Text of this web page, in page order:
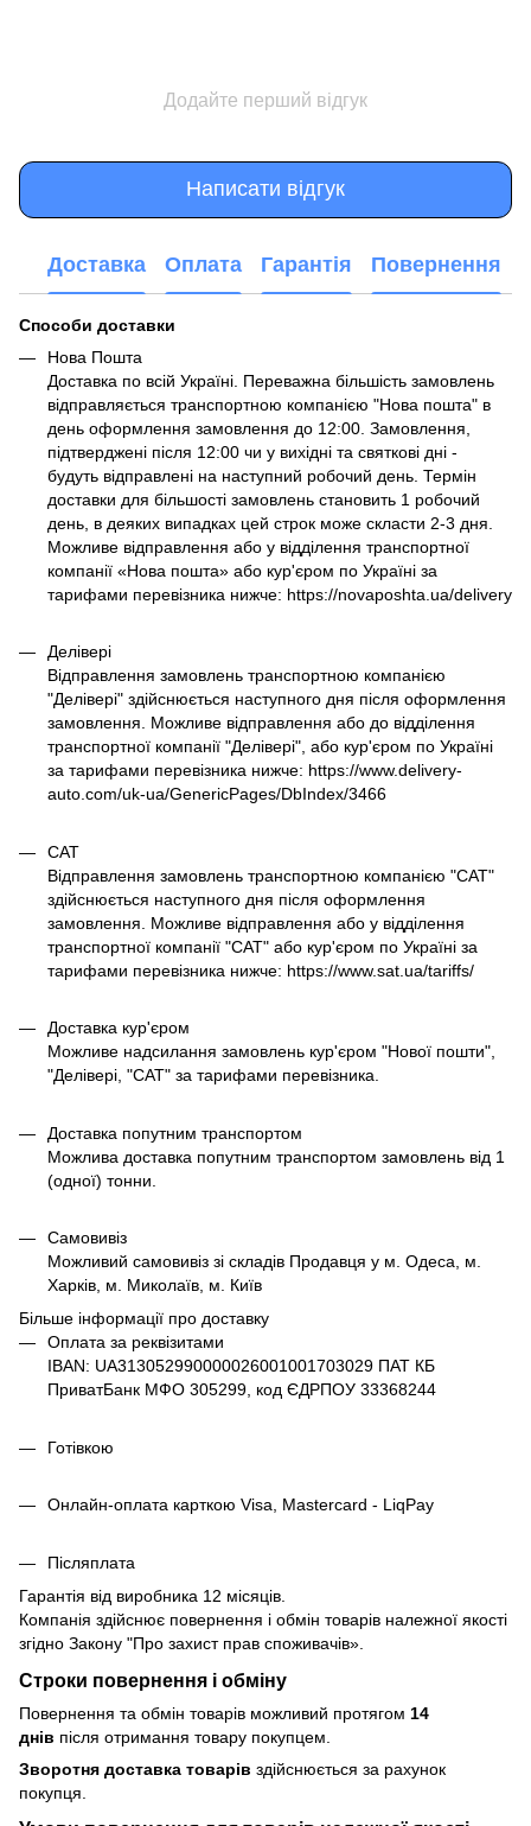
Додайте перший відгук
Написати відгук
Доставка Оплата Гарантія Повернення
Способи доставки
Нова Пошта
Доставка по всій Україні. Переважна більшість замовлень
відправляється транспортною компанією "Нова пошта" в
день оформлення замовлення до 12:00. Замовлення,
підтверджені після 12:00 чи у вихідні та святкові дні -
будуть відправлені на наступний робочий день. Термін
доставки для більшості замовлень становить 1 робочий
день, в деяких випадках цей строк може скласти 2-3 дня.
Можливе відправлення або у відділення транспортної
компанії «Нова пошта» або кур'єром по Україні за
тарифами перевізника нижче: https://novaposhta.ua/delivery
Делівері
Відправлення замовлень транспортною компанією
"Делівері" здійснюється наступного дня після оформлення
замовлення. Можливе відправлення або до відділення
транспортної компанії "Делівері", або кур'єром по Україні
за тарифами перевізника нижче: https://www.delivery-
auto.com/uk-ua/GenericPages/DbIndex/3466
САТ
Відправлення замовлень транспортною компанією "САТ"
здійснюється наступного дня після оформлення
замовлення. Можливе відправлення або у відділення
транспортної компанії "САТ" або кур'єром по Україні за
тарифами перевізника нижче: https://www.sat.ua/tariffs/
Доставка кур'єром
Можливе надсилання замовлень кур'єром "Нової пошти",
"Делівері, "САТ" за тарифами перевізника.
Доставка попутним транспортом
Можлива доставка попутним транспортом замовлень від 1
(одної) тонни.
Самовивіз
Можливий самовивіз зі складів Продавця у м. Одеса, м.
Харків, м. Миколаїв, м. Київ
Більше інформації про доставку
Оплата за реквізитами
IBAN: UA313052990000026001001703029 ПАТ КБ
ПриватБанк МФО 305299, код ЄДРПОУ 33368244
Готівкою
Онлайн-оплата карткою Visa, Mastercard - LiqPay
Післяплата
Гарантія від виробника 12 місяців.
Компанія здійснює повернення і обмін товарів належної якості
згідно Закону "Про захист прав споживачів»
Строки повернення і обміну
Повернення та обмін товарів можливий протягом 14
днів після отримання товару покупцем.
Зворотня доставка товарів здійснюється за рахунок
покупця.